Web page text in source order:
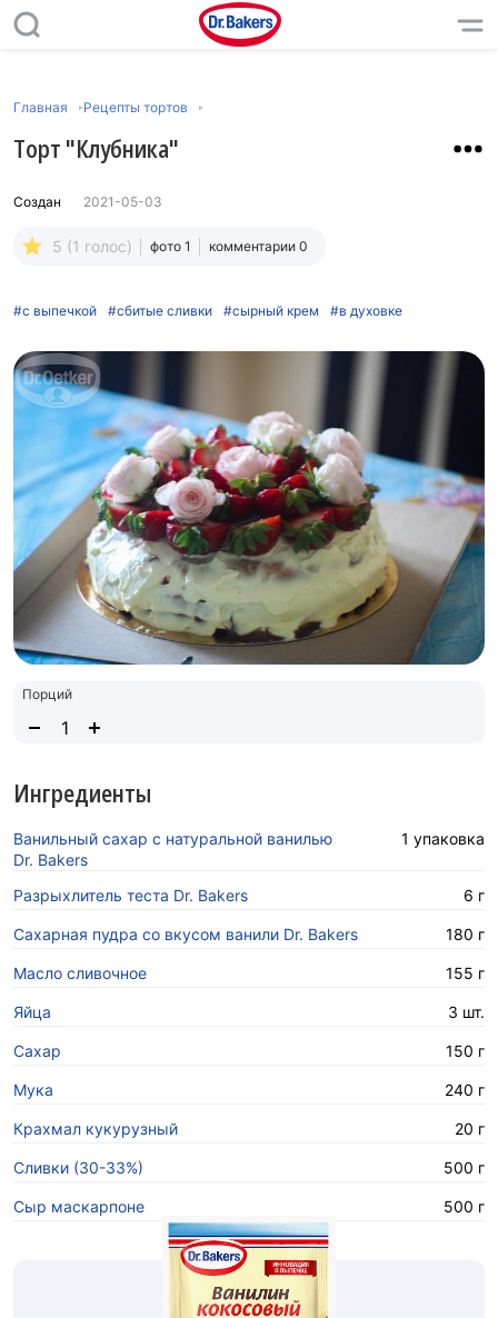
Главная Рецепты тортов
Торт "Клубника"
Создан 2021-05-03
5 (1 голос) фото 1 комментарии 0
#с выпечкой #сбитые сливки #сырный крем #в духовке
Порций
Ингредиенты
Ванильный сахар с натуральной ванилью
Dr. Bakers
1 упаковка
Разрыхлитель теста Dr. Bakers 6 г
Сахарная пудра со вкусом ванили Dr. Bakers 180 г
Масло сливочное 155 г
Яйца 3 шт.
Сахар 150 г
Мука 240 г
Крахмал кукурузный 20 г
Сливки (30-33%) 500 г
Сыр маскарпоне 500 г